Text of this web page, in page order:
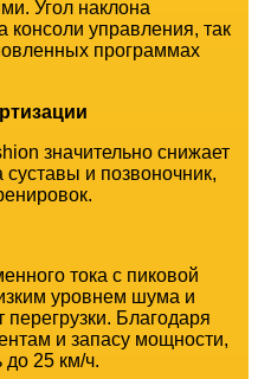
Угол наклона
консоли управления, так
программах
значительно снижает
суставы и позвоночник,
тока с пиковой
уровнем шума и
Благодаря
и запасу мощности,
до 25 км/ч.